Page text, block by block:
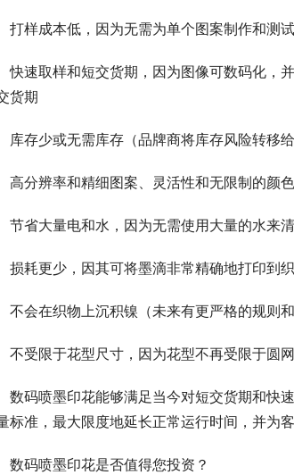
打样成本低，因为无需为单个图案制作和测
快速取样和短交货期，因为图像可数码化，
货期
库存少或无需库存（品牌商将库存风险转移
高分辨率和精细图案、灵活性和无限制的颜
节省大量电和水，因为无需使用大量的水来
损耗更少，因其可将墨滴非常精确地打印到
不会在织物上沉积镍（未来有更严格的规则和
不受限于花型尺寸，因为花型不再受限于圆
数码喷墨印花能够满足当今对短交货期和快
标准，最大限度地延长正常运行时间，并为
数码喷墨印花是否值得您投资？